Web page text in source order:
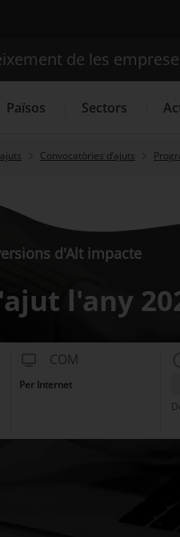
de les
Països Sectors
Convocatòries d’ajuts
d'Alt impacte
l'any
COM
Per Internet